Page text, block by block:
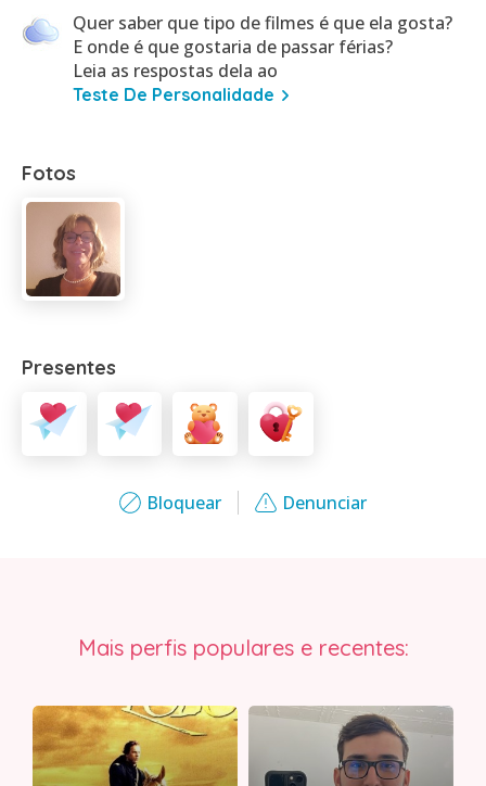
Bloquear Denunciar
Quer saber que tipo de filmes é que ela gosta?
E onde é que gostaria de passar férias?
Leia as respostas dela ao
Teste De Personalidade
Fotos
Presentes
Mais perfis populares e recentes: